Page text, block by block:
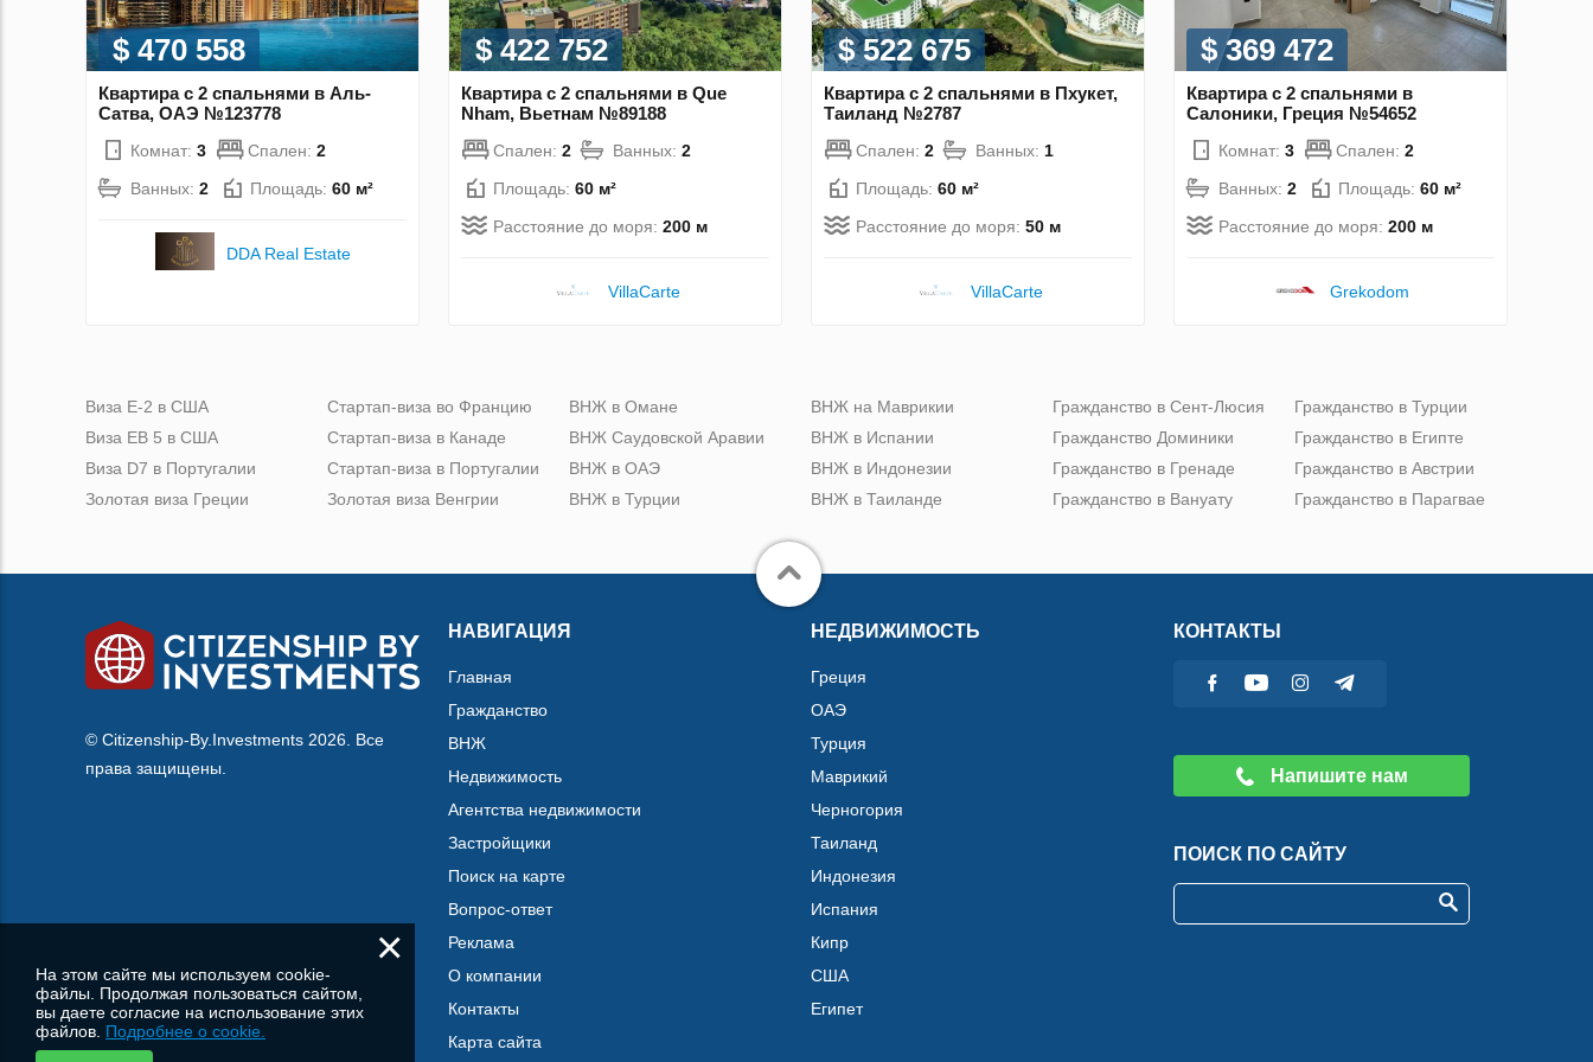
$ 470 558
Квартира с 2 спальнями в Аль-
Сатва, ОАЭ №123778
Комнат: 3 Спален: 2
Ванных: 2 Площадь: 60 м²
DDA Real Estate
$ 422 752
Квартира с 2 спальнями в Que
Nham, Вьетнам №89188
Спален: 2 Ванных: 2
Площадь: 60 м²
Расстояние до моря: 200 м
VillaСarte
$ 522 675
Квартира с 2 спальнями в Пхукет,
Таиланд №2787
Спален: 2 Ванных: 1
Площадь: 60 м²
Расстояние до моря: 50 м
VillaСarte
$ 369 472
Квартира с 2 спальнями в
Салоники, Греция №54652
Комнат: 3 Спален: 2
Ванных: 2 Площадь: 60 м²
Расстояние до моря: 200 м
Grekodom
Виза Е-2 в США
Виза ЕВ 5 в США
Виза D7 в Португалии
Золотая виза Греции
Стартап-виза во Францию
Стартап-виза в Канаде
Стартап-виза в Португалии
Золотая виза Венгрии
ВНЖ в Омане
ВНЖ Саудовской Аравии
ВНЖ в ОАЭ
ВНЖ в Турции
ВНЖ на Маврикии
ВНЖ в Испании
ВНЖ в Индонезии
ВНЖ в Таиланде
Гражданство в Сент-Люсия
Гражданство Доминики
Гражданство в Гренаде
Гражданство в Вануату
Гражданство в Турции
Гражданство в Египте
Гражданство в Австрии
Гражданство в Парагвае
© Citizenship-By.Investments 2026. Все
права защищены.
НАВИГАЦИЯ
Главная
Гражданство
ВНЖ
Недвижимость
Агентства недвижимости
Застройщики
Поиск на карте
Вопрос-ответ
Реклама
О компании
Контакты
Карта сайта
НЕДВИЖИМОСТЬ
Греция
ОАЭ
Турция
Маврикий
Черногория
Таиланд
Индонезия
Испания
Кипр
США
Египет
КОНТАКТЫ
Напишите нам
ПОИСК ПО САЙТУ
×
На этом сайте мы используем cookie-
файлы. Продолжая пользоваться сайтом,
вы даете согласие на использование этих
файлов. Подробнее о cookie.